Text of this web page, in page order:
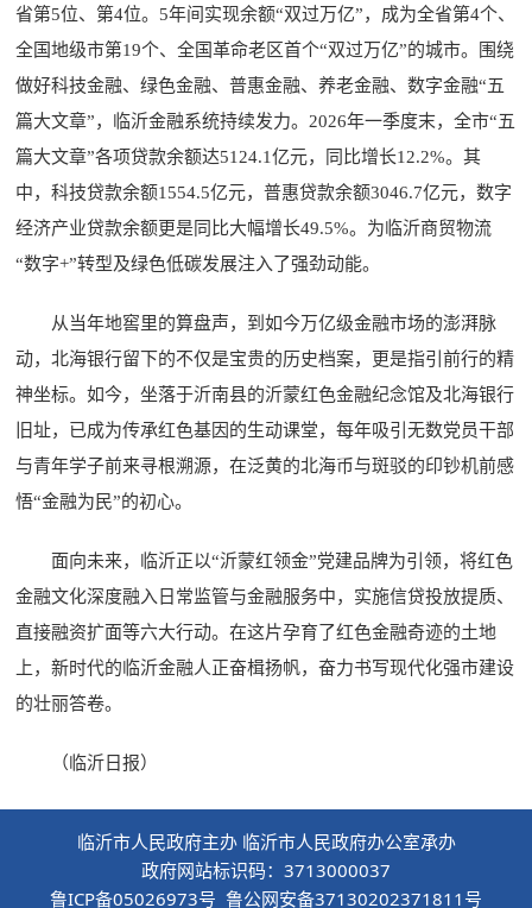
省第5位、第4位。5年间实现余额“双过万亿”，成为全省第4个、
全国地级市第19个、全国革命老区首个“双过万亿”的城市。围绕
做好科技金融、绿色金融、普惠金融、养老金融、数字金融“五
篇大文章”，临沂金融系统持续发力。2026年一季度末，全市“五
篇大文章”各项贷款余额达5124.1亿元，同比增长12.2%。其
中，科技贷款余额1554.5亿元，普惠贷款余额3046.7亿元，数字
经济产业贷款余额更是同比大幅增长49.5%。为临沂商贸物流
“数字+”转型及绿色低碳发展注入了强劲动能。
从当年地窖里的算盘声，到如今万亿级金融市场的澎湃脉
动，北海银行留下的不仅是宝贵的历史档案，更是指引前行的精
神坐标。如今，坐落于沂南县的沂蒙红色金融纪念馆及北海银行
旧址，已成为传承红色基因的生动课堂，每年吸引无数党员干部
与青年学子前来寻根溯源，在泛黄的北海币与斑驳的印钞机前感
悟“金融为民”的初心。
面向未来，临沂正以“沂蒙红领金”党建品牌为引领，将红色
金融文化深度融入日常监管与金融服务中，实施信贷投放提质、
直接融资扩面等六大行动。在这片孕育了红色金融奇迹的土地
上，新时代的临沂金融人正奋楫扬帆，奋力书写现代化强市建设
的壮丽答卷。
（临沂日报）
临沂市人民政府主办 临沂市人民政府办公室承办
政府网站标识码：3713000037
鲁ICP备05026973号 鲁公网安备37130202371811号